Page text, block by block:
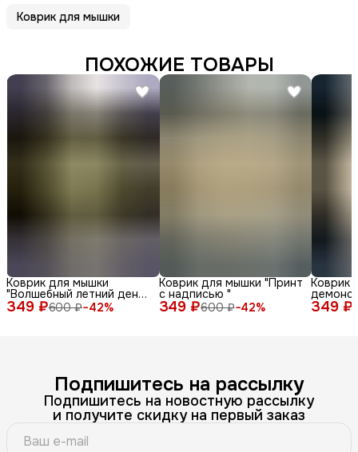
Коврик для мышки
ПОХОЖИЕ ТОВАРЫ
349 ₽600 ₽−42%
Коврик для мышки
"Волшебный летний день
с енотом среди ромашек
и бабочек"
349 ₽600 ₽−42%
Коврик для мышки "Принт
с надписью "
349 ₽
Коврик
лица и
Подпишитесь на рассылку
Подпишитесь на новостную рассылку
и получите скидку на первый заказ